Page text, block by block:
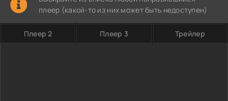
плеер (какой-то из них может быть недоступен)
Плеер 2 Плеер 3 Трейлер